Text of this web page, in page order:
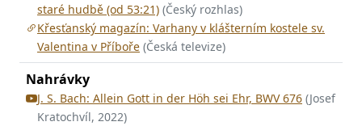
staré hudbě (od 53:21) (Český rozhlas)
Křesťanský magazín: Varhany v klášterním kostele sv.
Valentina v Příboře (Česká televize)
Nahrávky
J. S. Bach: Allein Gott in der Höh sei Ehr, BWV 676 (Josef
Kratochvíl, 2022)